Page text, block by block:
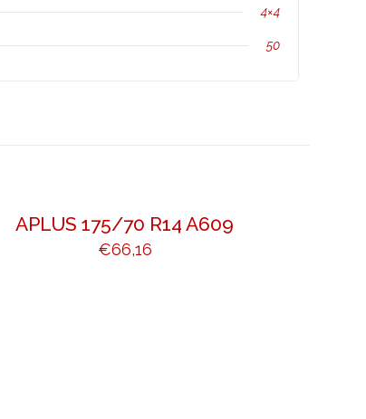
4×4
50
APLUS 175/70 R14 A609
€66,16